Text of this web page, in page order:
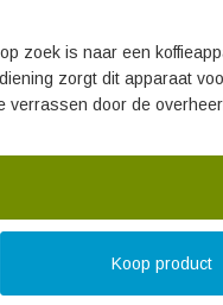
zoek is naar een
zorgt dit apparaat
verrassen door de
Koop product